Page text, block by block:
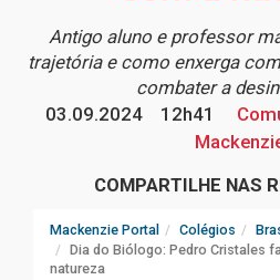
Antigo aluno e professor
trajetória e como enxerga
combater a
03.09.2024
12h41
COMPARTILHE NAS
Mackenzie Portal Colégios
Dia do Biólogo: Pedro Cristales
natureza